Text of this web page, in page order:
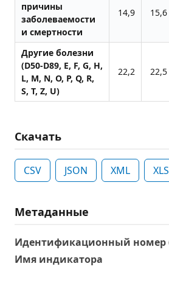
причины
заболеваемости
и смертности
14,9 15,6
Другие болезни
(D50-D89, E, F, G, H,
L, M, N, O, P, Q, R,
S, T, Z, U)
22,2 22,5
Скачать
CSV JSON XML
Метаданные
Идентификационный номер
Имя индикатора